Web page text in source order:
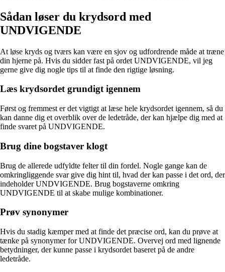
Sådan løser du krydsord med
UNDVIGENDE
At løse kryds og tværs kan være en sjov og udfordrende måde at træne
din hjerne på. Hvis du sidder fast på ordet UNDVIGENDE, vil jeg
gerne give dig nogle tips til at finde den rigtige løsning.
Læs krydsordet grundigt igennem
Først og fremmest er det vigtigt at læse hele krydsordet igennem, så du
kan danne dig et overblik over de ledetråde, der kan hjælpe dig med at
finde svaret på UNDVIGENDE.
Brug dine bogstaver klogt
Brug de allerede udfyldte felter til din fordel. Nogle gange kan de
omkringliggende svar give dig hint til, hvad der kan passe i det ord, der
indeholder UNDVIGENDE. Brug bogstaverne omkring
UNDVIGENDE til at skabe mulige kombinationer.
Prøv synonymer
Hvis du stadig kæmper med at finde det præcise ord, kan du prøve at
tænke på synonymer for UNDVIGENDE. Overvej ord med lignende
betydninger, der kunne passe i krydsordet baseret på de andre
ledetråde.